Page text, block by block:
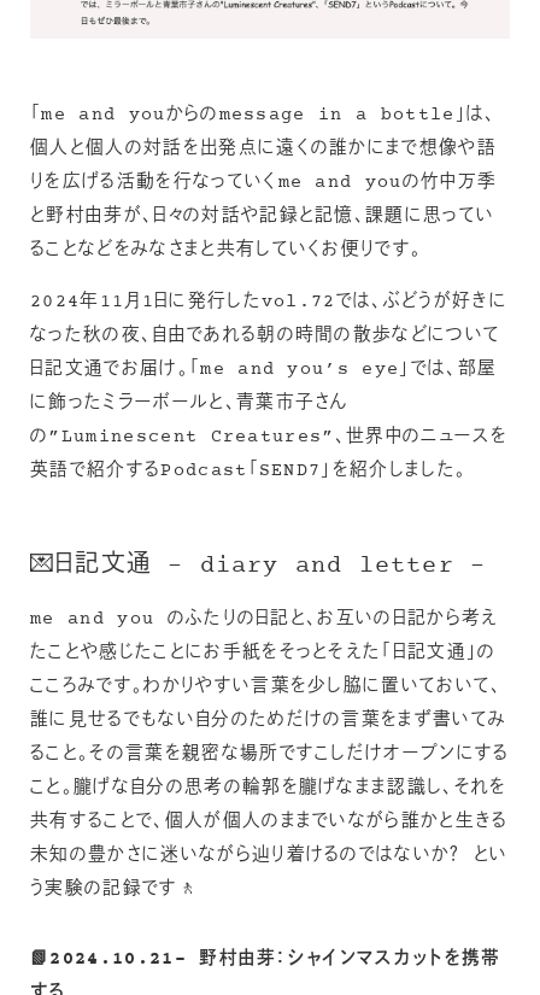
「me and youからのmessage in a bottle」は、
個人と個人の対話を出発点に遠くの誰かにまで想像や語
りを広げる活動を行なっていくme and youの竹中万季
と野村由芽が、日々の対話や記録と記憶、課題に思ってい
ることなどをみなさまと共有していくお便りです。
2024年11月1日に発行したvol.72では、ぶどうが好きに
なった秋の夜、自由であれる朝の時間の散歩などについて
日記文通でお届け。「me and you’s eye」では、部屋
に飾ったミラーボールと、青葉市子さん
の”Luminescent Creatures”、世界中のニュースを
英語で紹介するPodcast「SEND7」を紹介しました。
💌日記文通 – diary and letter –
me and you のふたりの日記と、お互いの日記から考え
たことや感じたことにお手紙をそっとそえた「日記文通」の
こころみです。わかりやすい言葉を少し脇に置いておいて、
誰に見せるでもない自分のためだけの言葉をまず書いてみ
ること。その言葉を親密な場所ですこしだけオープンにする
こと。朧げな自分の思考の輪郭を朧げなまま認識し、それを
共有することで、個人が個人のままでいながら誰かと生きる
未知の豊かさに迷いながら辿り着けるのではないか？ とい
う実験の記録です🚶
📗2024.10.21- 野村由芽：シャインマスカットを携帯